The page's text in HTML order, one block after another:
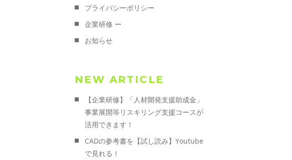
プライバシーポリシー
企業研修 ー
お知らせ
NEW ARTICLE
【企業研修】「人材開発支援助成金」
事業展開等リスキリング支援コースが
活用できます！
CADの参考書を【試し読み】Youtube
で見れる！